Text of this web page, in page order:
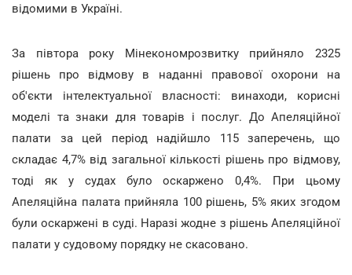
відомими в Україні.
За півтора року Мінекономрозвитку прийняло 2325
рішень про відмову в наданні правової охорони на
об'єкти інтелектуальної власності: винаходи, корисні
моделі та знаки для товарів і послуг. До Апеляційної
палати за цей період надійшло 115 заперечень, що
складає 4,7% від загальної кількості рішень про відмову,
тоді як у судах було оскаржено 0,4%. При цьому
Апеляційна палата прийняла 100 рішень, 5% яких згодом
були оскаржені в суді. Наразі жодне з рішень Апеляційної
палати у судовому порядку не скасовано.